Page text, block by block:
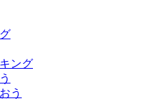
ング
う